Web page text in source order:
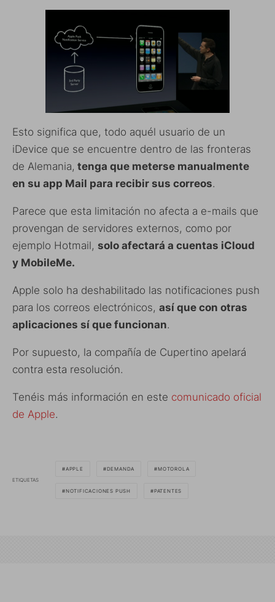
Esto significa que, todo aquél usuario de un
iDevice que se encuentre dentro de las fronteras
de Alemania, tenga que meterse manualmente
en su app Mail para recibir sus correos.
Parece que esta limitación no afecta a e-mails que
provengan de servidores externos, como por
ejemplo Hotmail, solo afectará a cuentas iCloud
y MobileMe.
Apple solo ha deshabilitado las notificaciones push
para los correos electrónicos, así que con otras
aplicaciones sí que funcionan.
Por supuesto, la compañía de Cupertino apelará
contra esta resolución.
Tenéis más información en este comunicado oficial
de Apple.
ETIQUETAS
APPLE DEMANDA MOTOROLA
NOTIFICACIONES PUSH PATENTES